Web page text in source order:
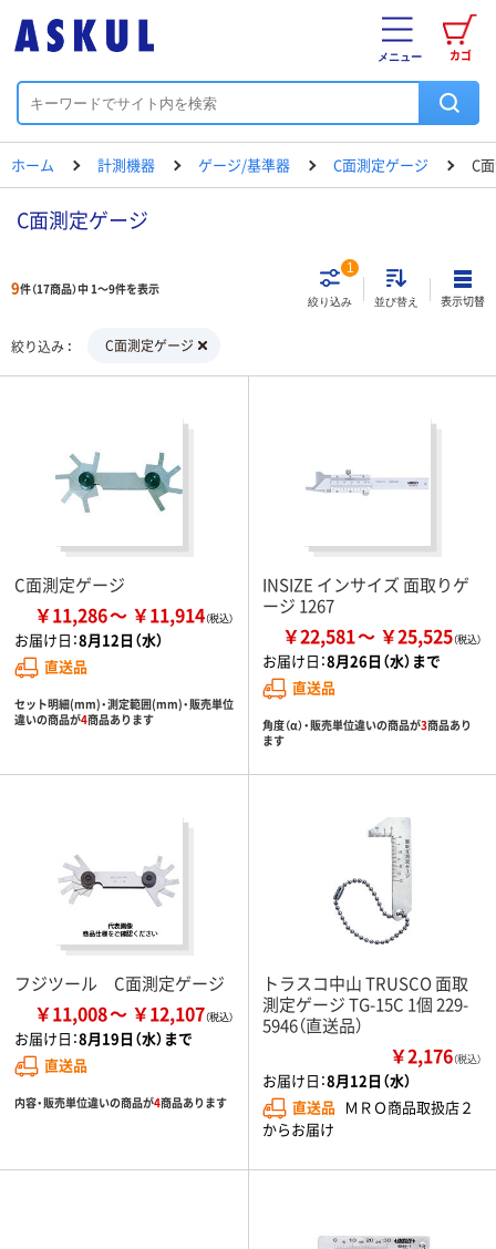
カゴ
メニュー
ホーム 計測機器 ゲージ/基準器 C面測定ゲージ C
C面測定ゲージ
9件（17商品）中 1～9件を表示
絞り込み
1
並び替え 表示切替
絞り込み C面測定ゲージ
C面測定ゲージ
￥11,286 ￥11,914
お届け日：8月12日（水）
直送品
セット明細(mm)・測定範囲(mm)・販売単位
違いの商品が4商品あります
INSIZE インサイズ 面取りゲ
ージ 1267
￥22,581 ￥25,525
お届け日：8月26日（水）まで
直送品
角度（α）・販売単位違いの商品が3商品あり
ます
フジツール C面測定ゲージ
￥11,008 ￥12,107
お届け日：8月19日（水）まで
直送品
内容・販売単位違いの商品が4商品あります
トラスコ中山 TRUSCO 面取
測定ゲージ TG-15C 1個 229-
5946（直送品）
￥2,176（税込）
お届け日：8月12日（水）
直送品 ＭＲＯ商品取扱店２
からお届け